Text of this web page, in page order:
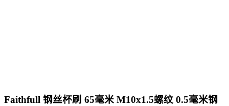
Faithfull 钢丝杯刷 65毫米 M10x1.5螺纹 0.5毫米钢